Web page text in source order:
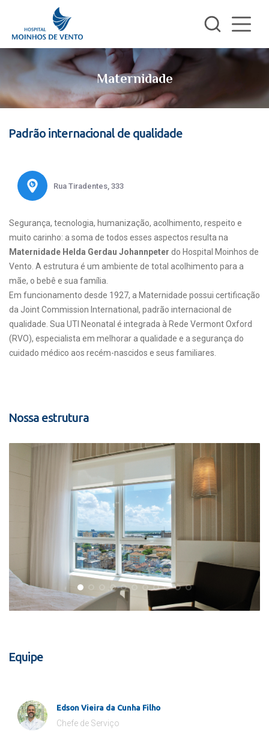
Maternidade
Padrão internacional de qualidade
Rua Tiradentes, 333
Segurança, tecnologia, humanização, acolhimento, respeito e
muito carinho: a soma de todos esses aspectos resulta na
Maternidade Helda Gerdau Johannpeter do Hospital Moinhos de
Vento. A estrutura é um ambiente de total acolhimento para a
mãe, o bebê e sua família.
Em funcionamento desde 1927, a Maternidade possui certificação
da Joint Commission International, padrão internacional de
qualidade. Sua UTI Neonatal é integrada à Rede Vermont Oxford
(RVO), especialista em melhorar a qualidade e a segurança do
cuidado médico aos recém-nascidos e seus familiares.
Nossa estrutura
Equipe
Edson Vieira da Cunha Filho
Chefe de Serviço